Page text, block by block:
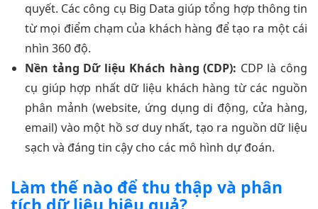
quyết. Các công cụ Big Data giúp tổng hợp thông tin
từ mọi điểm chạm của khách hàng để tạo ra một cái
nhìn 360 độ.
Nền tảng Dữ liệu Khách hàng (CDP): CDP là công
cụ giúp hợp nhất dữ liệu khách hàng từ các nguồn
phân mảnh (website, ứng dụng di động, cửa hàng,
email) vào một hồ sơ duy nhất, tạo ra nguồn dữ liệu
sạch và đáng tin cậy cho các mô hình dự đoán.
Làm thế nào để thu thập và phân